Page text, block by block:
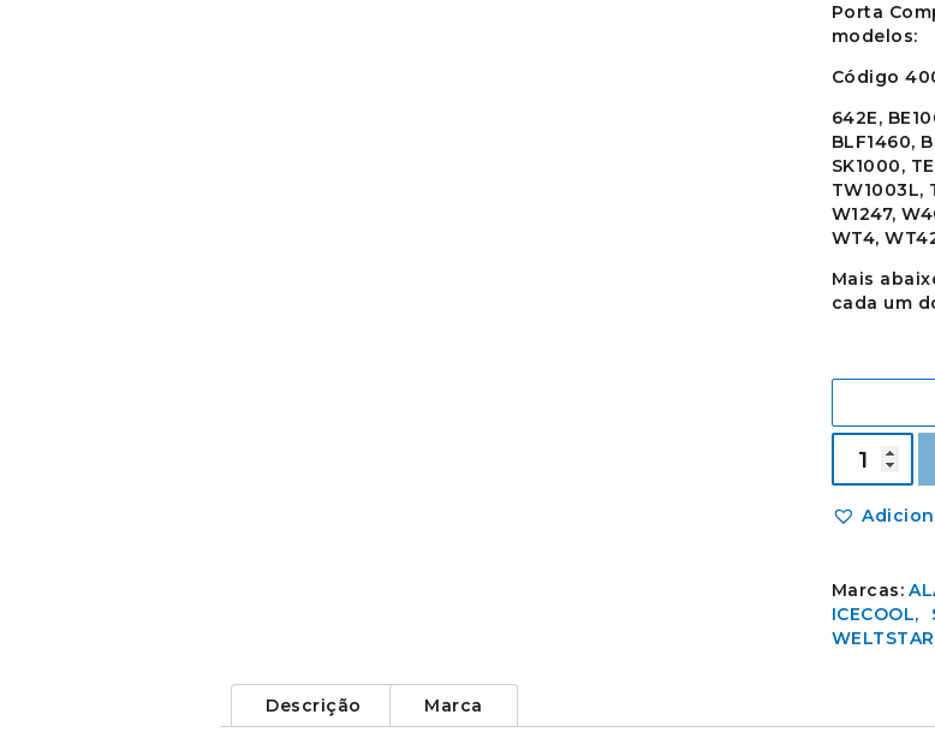
Porta
modelos:
Código
642E,
BLF1460,
SK1000,
TW1003L,
W1247,
WT4,
Mais
cada um
Porta
Completa
Marcas:
ICECOOL
WELTSTAR
Descrição Marca